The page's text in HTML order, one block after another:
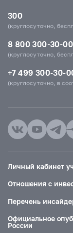
300
(круглосуточно,
8 800 300-30-00
(круглосуточно,
+7 499 300-30-
(круглосуточно, в
Личный кабинет
Отношения с
Перечень
Официальное
России